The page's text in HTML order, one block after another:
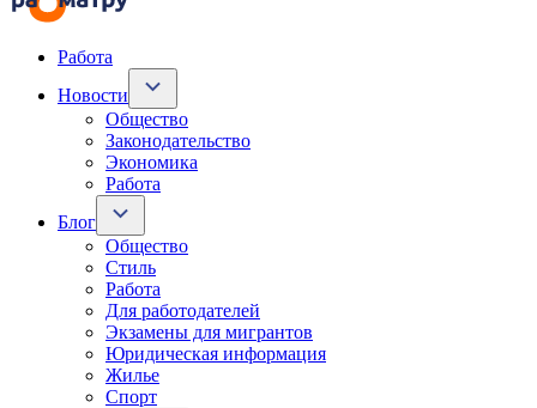
Работа
Новости
Общество
Законодательство
Экономика
Работа
Блог
Общество
Стиль
Работа
Для работодателей
Экзамены для мигрантов
Юридическая информация
Жилье
Спорт